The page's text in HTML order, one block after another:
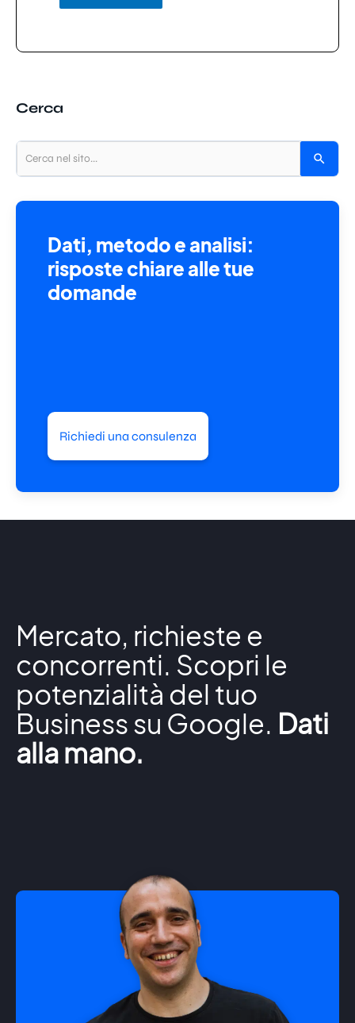
Cerca
Dati, metodo e analisi:
risposte chiare alle tue
domande
Richiedi una consulenza
Mercato, richieste e
concorrenti. Scopri le
potenzialità del tuo
Business su Google. Dati
alla mano.